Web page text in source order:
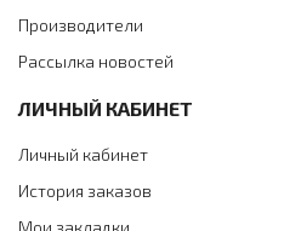
Производители
Рассылка новостей
ЛИЧНЫЙ КАБИНЕТ
Личный кабинет
История заказов
Мои закладки